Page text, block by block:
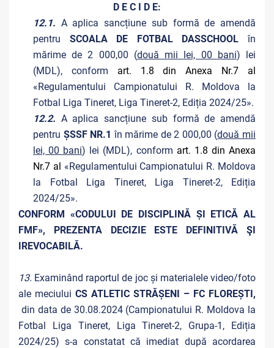
D E C I D E:
12.1. A aplica sancțiune sub formă de amendă
pentru SCOALA DE FOTBAL DASSCHOOLîn
mărime de 2 000,00 (două mii lei, 00 bani) lei
(MDL), conform art. 1.8 din Anexa Nr.7 al
«Regulamentului Campionatului R. Moldova la
Fotbal Liga Tineret, Liga Tineret-2, Ediția 2024/25».
12.2. A aplica sancțiune sub formă de amendă
pentru ȘSSF NR.1în mărime de 2 000,00 (două mii
lei, 00 bani) lei (MDL), conform art. 1.8 din Anexa
Nr.7 al «Regulamentului Campionatului R. Moldova
la Fotbal Liga Tineret, Liga Tineret-2, Ediția
2024/25».
CONFORM «CODULUI DE DISCIPLINĂ ȘI ETICĂ AL
FMF», PREZENTA DECIZIE ESTE DEFINITIVĂ ŞI
IREVOCABILĂ.
13. Examinând raportul de joc și materialele video/foto
ale meciului CS ATLETIC STRĂȘENI – FC FLOREȘTI,
din data de 30.08.2024 (Campionatului R. Moldova la
Fotbal Liga Tineret, Liga Tineret-2, Grupa-1, Ediția
2024/25) s-a constatat că imediat după acordarea